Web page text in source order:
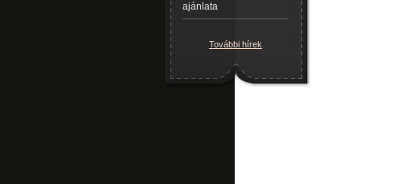
ajánlata
További hírek